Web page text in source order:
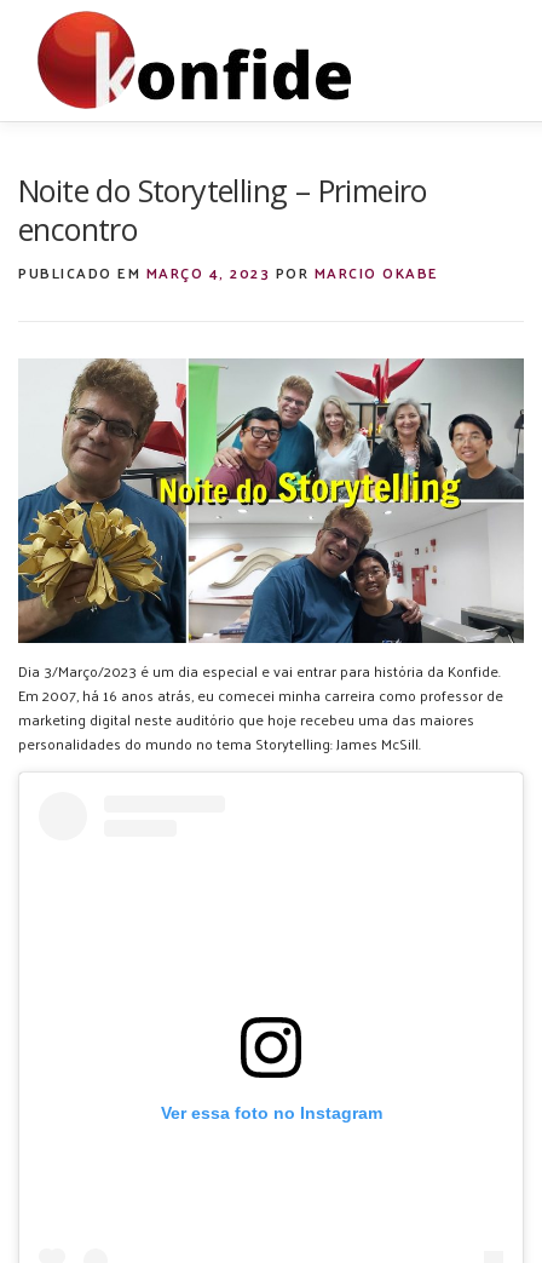
Noite do Storytelling – Primeiro
encontro
PUBLICADO EM MARÇO 4, 2023 POR MARCIO OKABE
Dia 3/Março/2023 é um dia especial e vai entrar para história da Konfide.
Em 2007, há 16 anos atrás, eu comecei minha carreira como professor de
marketing digital neste auditório que hoje recebeu uma das maiores
personalidades do mundo no tema Storytelling: James McSill.
Ver essa foto no Instagram